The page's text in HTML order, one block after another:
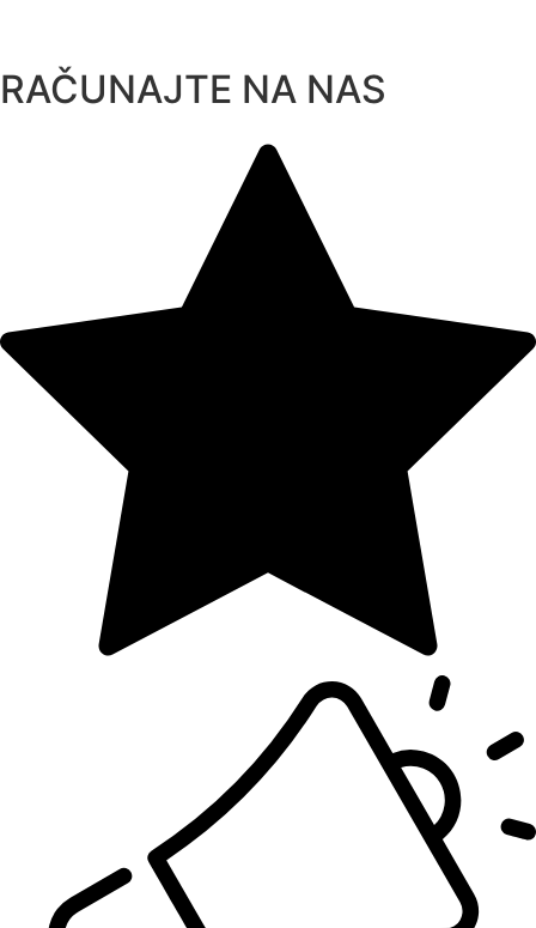
content
RAČUNAJTE NA NAS